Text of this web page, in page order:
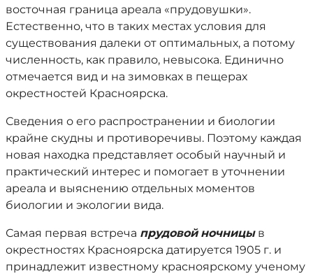
восточная граница ареала «прудовушки».
Естественно, что в таких местах условия для
существования далеки от оптимальных, а потому
численность, как правило, невысока. Единично
отмечается вид и на зимовках в пещерах
окрестностей Красноярска.
Сведения о его распространении и биологии
крайне скудны и противоречивы. Поэтому каждая
новая находка представляет особый научный и
практический интерес и помогает в уточнении
ареала и выяснению отдельных моментов
биологии и экологии вида.
Самая первая встреча прудовой ночницыв
окрестностях Красноярска датируется 1905 г. и
принадлежит известному красноярскому ученому